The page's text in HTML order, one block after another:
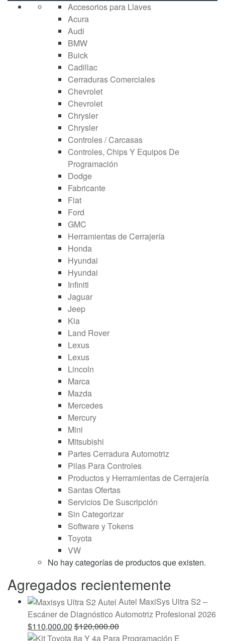
Accesorios para Llaves
Acura
Audi
BMW
Buick
Cadillac
Cerraduras Comerciales
Chevrolet
Chevrolet
Chrysler
Chrysler
Controles / Carcasas
Controles, Chips Y Equipos De
Programación
Dodge
Fabricante
Fiat
Ford
GMC
Herramientas de Cerrajería
Honda
Hyundai
Hyundai
Infiniti
Jaguar
Jeep
Kia
Land Rover
Lexus
Lexus
Lincoln
Marca
Mazda
Mercedes
Mercury
Mini
Mitsubishi
Partes Cerradura Automotriz
Pilas Para Controles
Productos y Herramientas de Cerrajería
Santas Ofertas
Servicios De Suscripción
Sin Categorizar
Software y Tokens
Toyota
VW
No hay categorías de productos que existen.
Agregados recientemente
Autel MaxiSys Ultra S2 –
Escáner de Diagnóstico Automotriz Profesional 2026
$110,000.00 $120,000.00